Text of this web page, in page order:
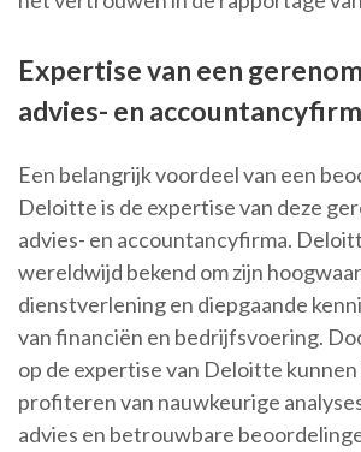
Expertise van een
advies- en
Een belangrijk voordeel van een
Deloitte is de expertise van deze
advies- en accountancyfirma.
wereldwijd bekend om zijn
dienstverlening en diepgaande
van financiën en bedrijfsvoering.
op de expertise van Deloitte
profiteren van nauwkeurige
advies en betrouwbare